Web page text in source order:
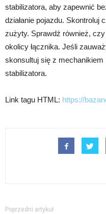
stabilizatora, aby zapewnić
działanie pojazdu. Skontroluj
zużyty. Sprawdź również,
okolicy łącznika. Jeśli
skonsultuj się z mechanikiem
stabilizatora.
Link tagu HTML: https://
Poprzedni artykuł